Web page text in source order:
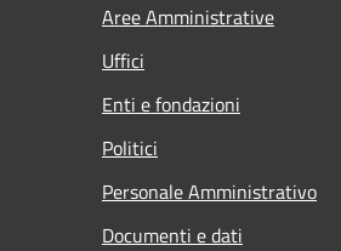
Aree Amministrative
Uffici
Enti e fondazioni
Politici
Personale Amministrativo
Documenti e dati